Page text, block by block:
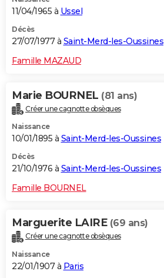
11/04/1965 à Ussel
Décès
27/07/1977 à Saint-Merd-les-Oussines
Famille MAZAUD
Marie BOURNEL (81 ans)
Créer une cagnotte obsèques
Naissance
10/01/1895 à Saint-Merd-les-Oussines
Décès
21/10/1976 à Saint-Merd-les-Oussines
Famille BOURNEL
Marguerite LAIRE (69 ans)
Créer une cagnotte obsèques
Naissance
22/01/1907 à Paris